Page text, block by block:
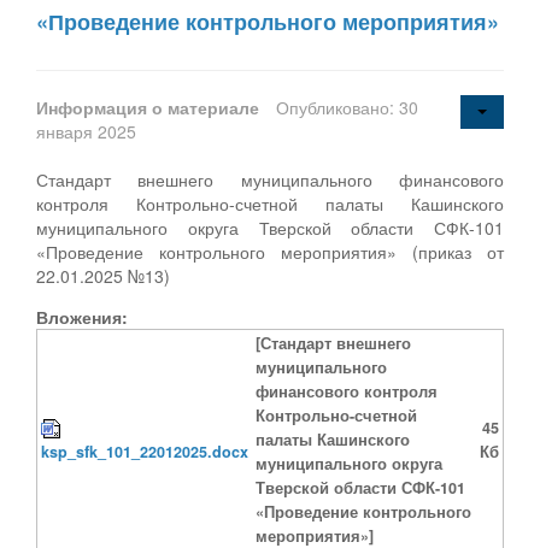
«Проведение контрольного мероприятия»
Информация о материале
Опубликовано: 30
января 2025
Стандарт внешнего муниципального финансового
контроля Контрольно-счетной палаты Кашинского
муниципального округа Тверской области СФК-101
«Проведение контрольного мероприятия» (приказ от
22.01.2025 №13)
Вложения:
ksp_sfk_101_22012025.docx
[Стандарт внешнего
муниципального
финансового контроля
Контрольно-счетной
палаты Кашинского
муниципального округа
Тверской области СФК-101
«Проведение контрольного
мероприятия»]
45
Кб